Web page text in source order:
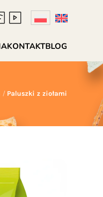
KONTAKTBLOG
Paluszki z ziołami